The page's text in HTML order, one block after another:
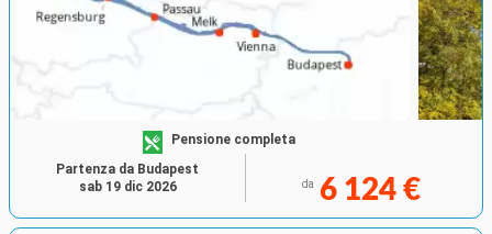
Pensione completa
da 6 124 €
Partenza da Budapest
sab 19 dic 2026